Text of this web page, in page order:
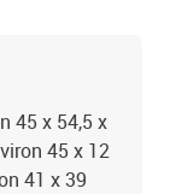
45 x 54,5 x
45 x 12
41 x 39